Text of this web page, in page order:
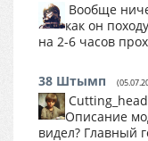
Вообще
как он
на 2-6 часов
38 Штымп
Описание
видел? Главный